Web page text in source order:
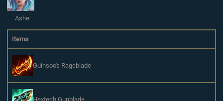
Ashe
Items
Guinsoo's Rageblade
Hextech Gunblade